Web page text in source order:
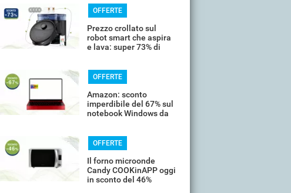
OFFERTE
Prezzo crollato sul
robot smart che aspira
e lava: super 73% di
OFFERTE
Amazon: sconto
imperdibile del 67% sul
notebook Windows da
OFFERTE
Il forno microonde
Candy COOKinAPP oggi
in sconto del 46%